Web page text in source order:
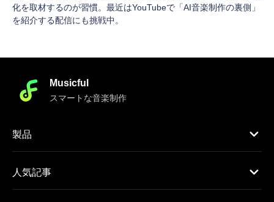
化を取材するのが習慣。最近はYouTubeで「AI音楽制作の裏側」
を紹介する配信にも挑戦中。
Musicful
スマートな音楽制作
製品
人気記事